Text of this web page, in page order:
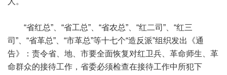
“省红总”、“省工总”、“省农总”、“红二司”、“红三
司”、“省革总”、“市革总”等十七个“造反派”组织发出《通
告》：责令省、地、市要全面恢复对红卫兵、革命师生、革
命群众的接待工作，省委必须检查在接待工作中所犯下